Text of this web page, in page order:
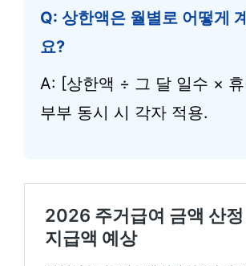
Q: 상한액은 월별로 어떻게
요?
A: [상한액 ÷ 그 달 일수 ×
부부 동시 시 각자 적용.